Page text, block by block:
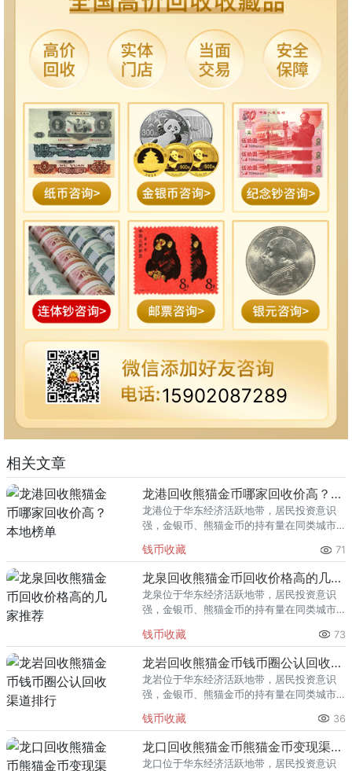
15902087289
相关文章
龙港回收熊猫金币哪家回收价高？本地榜单
龙港位于华东经济活跃地带，居民投资意识
强，金银币、熊猫金币的持有量在同类城市
熊猫金币的需求就明显升温，但鱼龙混杂的
回收渠道里，能精准识别版别溢
钱币收藏 71
龙泉回收熊猫金币回收价格高的几家推荐
龙泉位于华东经济活跃地带，居民投资意识
强，金银币、熊猫金币的持有量在同类城市
熊猫金币的需求就明显升温，但鱼龙混杂的
回收渠道里，能精准识别版别溢
钱币收藏 73
龙岩回收熊猫金币钱币圈公认回收渠道排行
龙岩位于华东经济活跃地带，居民投资意识
强，金银币、熊猫金币的持有量在同类城市
熊猫金币的需求就明显升温，但鱼龙混杂的
回收渠道里，能精准识别版别溢
钱币收藏 36
龙口回收熊猫金币熊猫金币变现渠道指南
龙口位于华东经济活跃地带，居民投资意识